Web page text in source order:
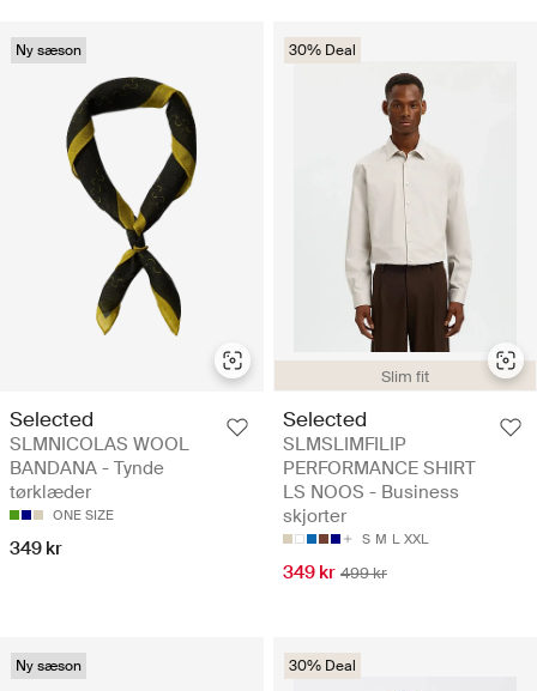
Ny sæson
Selected
SLMNICOLAS WOOL
BANDANA - Tynde
tørklæder
ONE SIZE
349 kr
Slim fit
30% Deal
Selected
SLMSLIMFILIP
PERFORMANCE SHIRT
LS NOOS - Business
skjorter
S M L XXL
349 kr 499 kr
Ny sæson 30% Deal